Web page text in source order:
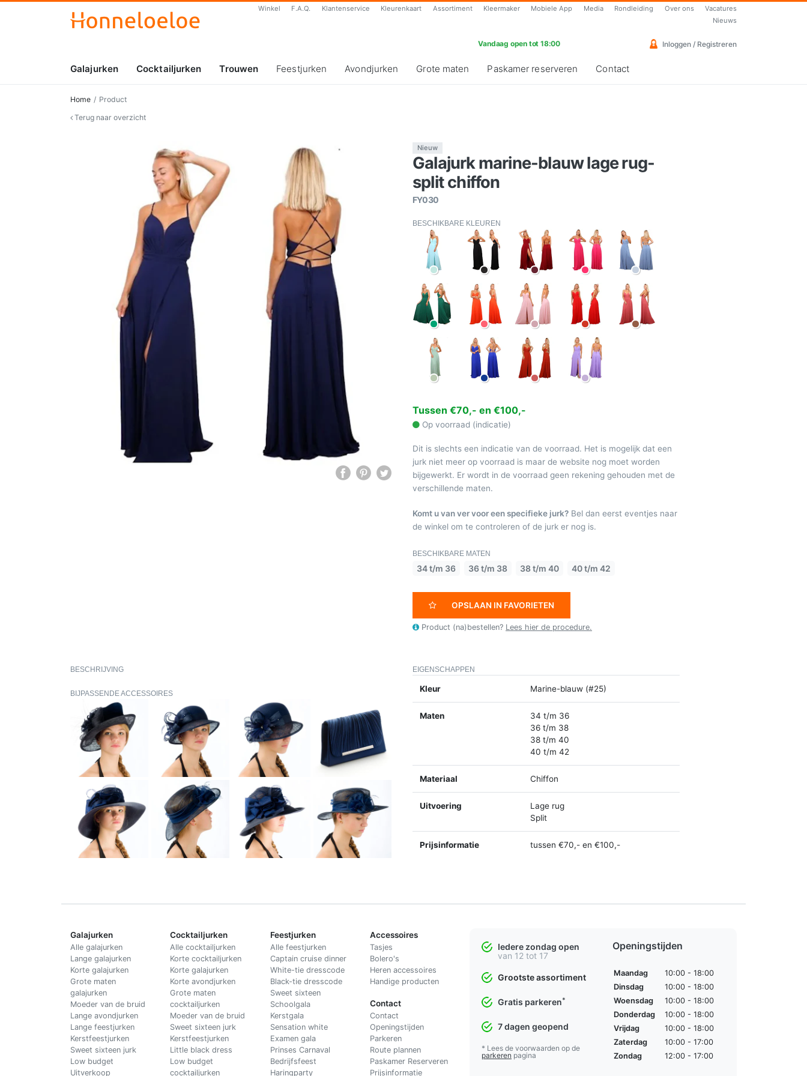
Winkel F.A.Q. Klantenservice Kleurenkaart Assortiment Kleermaker Mobiele App Media Rondleiding Over ons
Vacatures
Nieuws
Vandaag open tot 18:00 Inloggen / Registreren
Galajurken Cocktailjurken Trouwen Feestjurken Avondjurken Grote maten Paskamer reserveren Contact
Home
Product
Terug naar overzicht
Nieuw
Galajurk marine-blauw lage rug-
split chiffon
FY030
BESCHIKBARE KLEUREN
Tussen €70,- en €100,-
Op voorraad (indicatie)
Dit is slechts een indicatie van de voorraad. Het is mogelijk dat een
jurk niet meer op voorraad is maar de website nog moet worden
bijgewerkt. Er wordt in de voorraad geen rekening gehouden met de
verschillende maten.
Komt u van ver voor een specifieke jurk? Bel dan eerst eventjes naar
de winkel om te controleren of de jurk er nog is.
BESCHIKBARE MATEN
34 t/m 36 36 t/m 38 38 t/m 40 40 t/m 42
OPSLAAN IN FAVORIETEN
Product (na)bestellen? Lees hier de procedure.
BESCHRIJVING
BIJPASSENDE ACCESSOIRES
EIGENSCHAPPEN
Kleur Marine-blauw (#25)
Maten
34 t/m 36
36 t/m 38
38 t/m 40
40 t/m 42
Materiaal Chiffon
Uitvoering
Lage rug
Split
Prijsinformatie tussen €70,- en €100,-
Galajurken
Alle galajurken
Lange galajurken
Korte galajurken
Grote maten
galajurken
Moeder van de bruid
Lange avondjurken
Lange feestjurken
Kerstfeestjurken
Sweet sixteen jurk
Low budget
Uitverkoop
Cocktailjurken
Alle cocktailjurken
Korte cocktailjurken
Korte galajurken
Korte avondjurken
Grote maten
cocktailjurken
Moeder van de bruid
Sweet sixteen jurk
Kerstfeestjurken
Little black dress
Low budget
cocktailjurken
Feestjurken
Alle feestjurken
Captain cruise dinner
White-tie dresscode
Black-tie dresscode
Sweet sixteen
Schoolgala
Kerstgala
Sensation white
Examen gala
Prinses Carnaval
Bedrijfsfeest
Haringparty
Accessoires
Tasjes
Bolero's
Heren accessoires
Handige producten
Contact
Contact
Openingstijden
Parkeren
Route plannen
Paskamer Reserveren
Prijsinformatie
Iedere zondag open
van 12 tot 17
Grootste assortiment
Gratis parkeren*
7 dagen geopend
* Lees de voorwaarden op de
parkeren pagina
Openingstijden
Maandag
10:00 - 18:00
Dinsdag
10:00 - 18:00
Woensdag
10:00 - 18:00
Donderdag
10:00 - 18:00
Vrijdag
10:00 - 18:00
Zaterdag
10:00 - 17:00
Zondag
12:00 - 17:00